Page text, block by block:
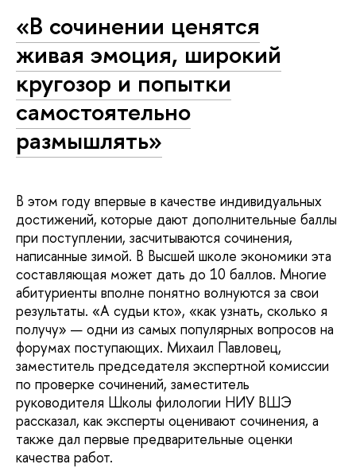
«В сочинении ценятся
живая эмоция, широкий
кругозор и попытки
самостоятельно
размышлять»
В этом году впервые в качестве индивидуальных
достижений, которые дают дополнительные баллы
при поступлении, засчитываются сочинения,
написанные зимой. В Высшей школе экономики эта
составляющая может дать до 10 баллов. Многие
абитуриенты вполне понятно волнуются за свои
результаты. «А судьи кто», «как узнать, сколько я
получу» — одни из самых популярных вопросов на
форумах поступающих. Михаил Павловец,
заместитель председателя экспертной комиссии
по проверке сочинений, заместитель
руководителя Школы филологии НИУ ВШЭ
рассказал, как эксперты оценивают сочинения, а
также дал первые предварительные оценки
качества работ.